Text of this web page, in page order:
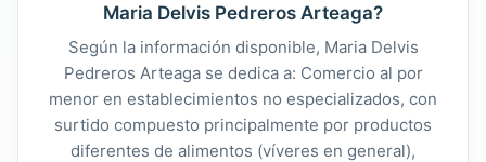
Maria Delvis Pedreros Arteaga?
Según la información disponible, Maria Delvis
Pedreros Arteaga se dedica a: Comercio al por
menor en establecimientos no especializados, con
surtido compuesto principalmente por productos
diferentes de alimentos (víveres en general),